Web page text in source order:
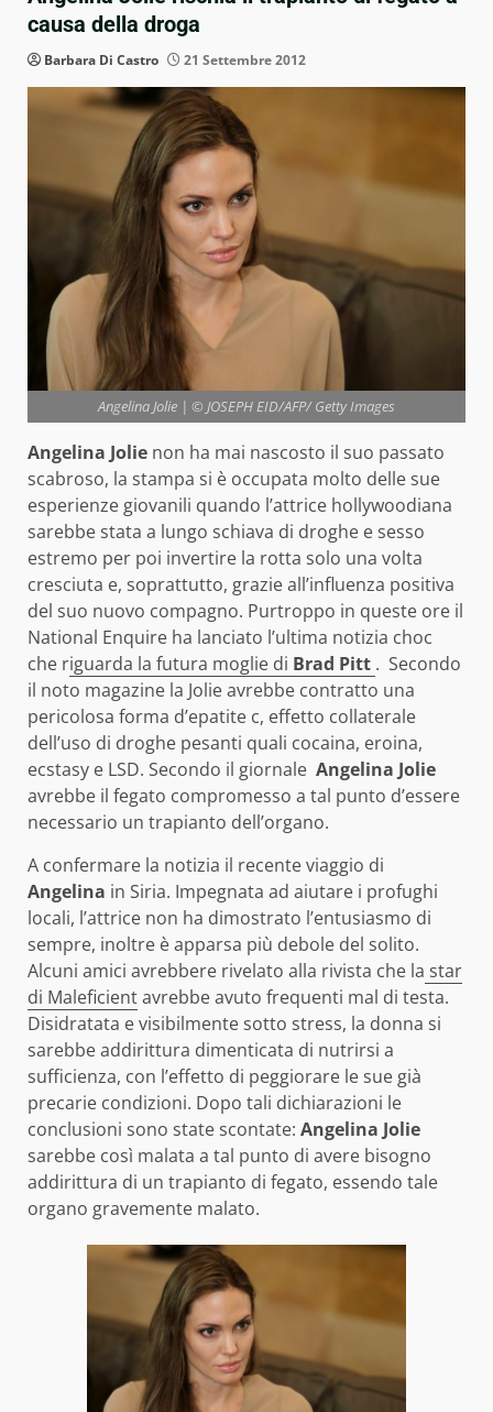
causa della droga
Barbara Di Castro 21 Settembre 2012
Angelina Jolie | © JOSEPH EID/AFP/ Getty Images
Angelina Jolie non ha mai nascosto il suo passato
scabroso, la stampa si è occupata molto delle sue
esperienze giovanili quando l’attrice hollywoodiana
sarebbe stata a lungo schiava di droghe e sesso
estremo per poi invertire la rotta solo una volta
cresciuta e, soprattutto, grazie all’influenza positiva
del suo nuovo compagno. Purtroppo in queste ore il
National Enquire ha lanciato l’ultima notizia choc
che riguarda la futura moglie di Brad Pitt . Secondo
il noto magazine la Jolie avrebbe contratto una
pericolosa forma d’epatite c, effetto collaterale
dell’uso di droghe pesanti quali cocaina, eroina,
ecstasy e LSD. Secondo il giornale Angelina Jolie
avrebbe il fegato compromesso a tal punto d’essere
necessario un trapianto dell’organo.
A confermare la notizia il recente viaggio di
Angelina in Siria. Impegnata ad aiutare i profughi
locali, l’attrice non ha dimostrato l’entusiasmo di
sempre, inoltre è apparsa più debole del solito.
Alcuni amici avrebbere rivelato alla rivista che la star
di Maleficientavrebbe avuto frequenti mal di testa.
Disidratata e visibilmente sotto stress, la donna si
sarebbe addirittura dimenticata di nutrirsi a
sufficienza, con l’effetto di peggiorare le sue già
precarie condizioni. Dopo tali dichiarazioni le
conclusioni sono state scontate: Angelina Jolie
sarebbe così malata a tal punto di avere bisogno
addirittura di un trapianto di fegato, essendo tale
organo gravemente malato.